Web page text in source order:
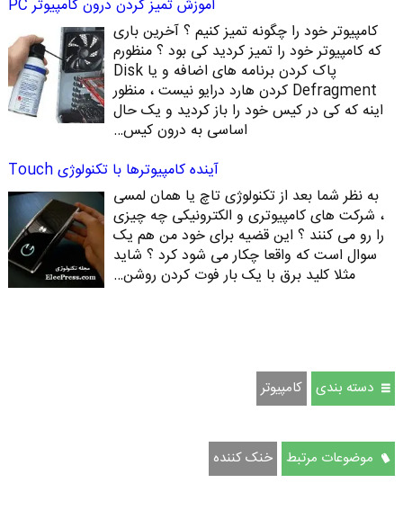
آموزش تمیز کردن درون کامپیوتر PC
کامپیوتر خود را چگونه تمیز کنیم ؟ آخرین باری
که کامپیوتر خود را تمیز کردید کی بود ؟ منظورم
پاک کردن برنامه های اضافه و یا Disk
Defragment کردن هارد درایو نیست ، منظور
اینه که کی در کیس خود را باز کردید و یک حال
اساسی به درون کیس…
آینده کامپیوترها با تکنولوژی Touch
به نظر شما بعد از تکنولوژی تاچ یا همان لمسی
، شرکت های کامپیوتری و الکترونیکی چه چیزی
را رو می کنند ؟ این قضیه برای خود من هم یک
سوال است که واقعا چکار می شود کرد ؟ شاید
مثلا کلید برق با یک بار فوت کردن روشن…
دسته بندی كامپيوتر
موضوعات مرتبط خنک کننده